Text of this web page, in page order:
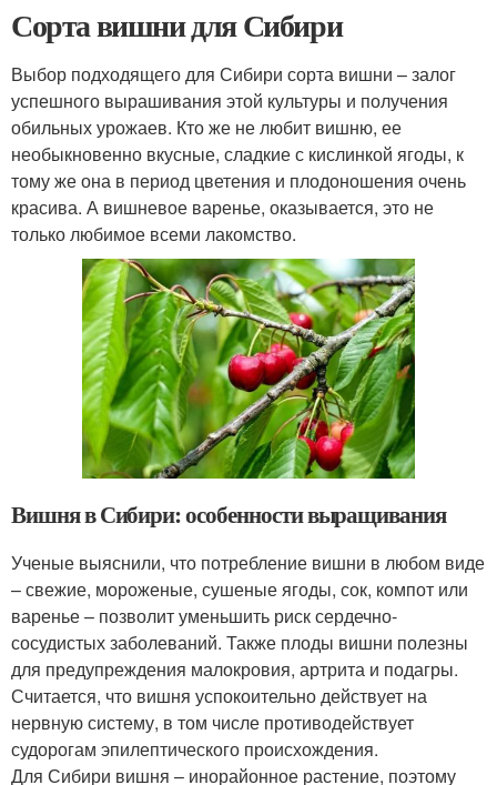
Сорта вишни для Сибири
Выбор подходящего для Сибири сорта вишни – залог
успешного вырашивания этой культуры и получения
обильных урожаев. Кто же не любит вишню, ее
необыкновенно вкусные, сладкие с кислинкой ягоды, к
тому же она в период цветения и плодоношения очень
красива. А вишневое варенье, оказывается, это не
только любимое всеми лакомство.
Вишня в Сибири: особенности выращивания
Ученые выяснили, что потребление вишни в любом виде
– свежие, мороженые, сушеные ягоды, сок, компот или
варенье – позволит уменьшить риск сердечно-
сосудистых заболеваний. Также плоды вишни полезны
для предупреждения малокровия, артрита и подагры.
Считается, что вишня успокоительно действует на
нервную систему, в том числе противодействует
судорогам эпилептического происхождения.
Для Сибири вишня – инорайонное растение, поэтому